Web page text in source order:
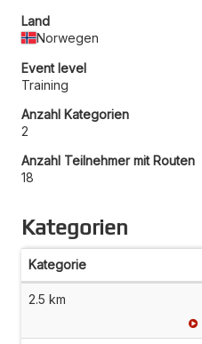
Land
Norwegen
Event level
Training
Anzahl Kategorien
2
Anzahl Teilnehmer mit Routen
18
Kategorien
Kategorie
2.5 km